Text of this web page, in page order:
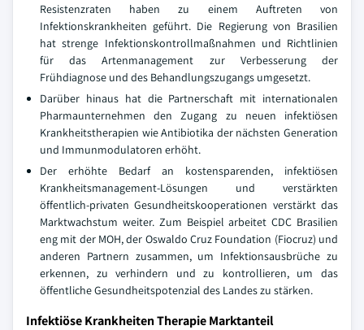
Resistenzraten haben zu einem Auftreten von
Infektionskrankheiten geführt. Die Regierung von Brasilien
hat strenge Infektionskontrollmaßnahmen und Richtlinien
für das Artenmanagement zur Verbesserung der
Frühdiagnose und des Behandlungszugangs umgesetzt.
Darüber hinaus hat die Partnerschaft mit internationalen
Pharmaunternehmen den Zugang zu neuen infektiösen
Krankheitstherapien wie Antibiotika der nächsten Generation
und Immunmodulatoren erhöht.
Der erhöhte Bedarf an kostensparenden, infektiösen
Krankheitsmanagement-Lösungen und verstärkten
öffentlich-privaten Gesundheitskooperationen verstärkt das
Marktwachstum weiter. Zum Beispiel arbeitet CDC Brasilien
eng mit der MOH, der Oswaldo Cruz Foundation (Fiocruz) und
anderen Partnern zusammen, um Infektionsausbrüche zu
erkennen, zu verhindern und zu kontrollieren, um das
öffentliche Gesundheitspotenzial des Landes zu stärken.
Infektiöse Krankheiten Therapie Marktanteil